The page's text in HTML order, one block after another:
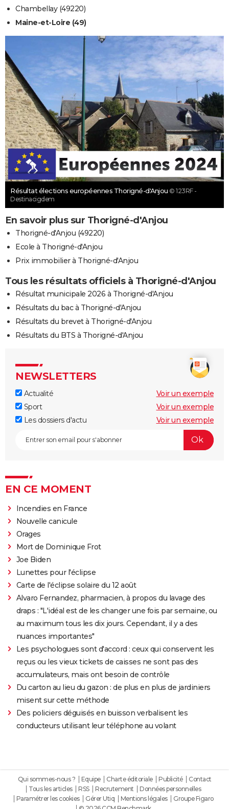
Chambellay (49220)
Maine-et-Loire (49)
Résultat élections européennes Thorigné-d'Anjou © 123RF -
Destinacigdem
En savoir plus sur Thorigné-d'Anjou
Thorigné-d'Anjou (49220)
Ecole à Thorigné-d'Anjou
Prix immobilier à Thorigné-d'Anjou
Tous les résultats officiels à Thorigné-d'Anjou
Résultat municipale 2026 à Thorigné-d'Anjou
Résultats du bac à Thorigné-d'Anjou
Résultats du brevet à Thorigné-d'Anjou
Résultats du BTS à Thorigné-d'Anjou
NEWSLETTERS
Actualité
Voir un exemple
Sport
Voir un exemple
Les dossiers d'actu
Voir un exemple
EN CE MOMENT
Incendies en France
Nouvelle canicule
Orages
Mort de Dominique Frot
Joe Biden
Lunettes pour l'éclipse
Carte de l'éclipse solaire du 12 août
Alvaro Fernandez, pharmacien, à propos du lavage des
draps : "L'idéal est de les changer une fois par semaine, ou
au maximum tous les dix jours. Cependant, il y a des
nuances importantes"
Les psychologues sont d'accord : ceux qui conservent les
reçus ou les vieux tickets de caisses ne sont pas des
accumulateurs, mais ont besoin de contrôle
Du carton au lieu du gazon : de plus en plus de jardiniers
misent sur cette méthode
Des policiers déguisés en buisson verbalisent les
conducteurs utilisant leur téléphone au volant
Qui sommes-nous ? Equipe Charte éditoriale Publicité
Contact
Tous les articles
RSS Recrutement
Données personnelles
Paramétrer les cookies
Gérer Utiq Mentions légales
Groupe Figaro